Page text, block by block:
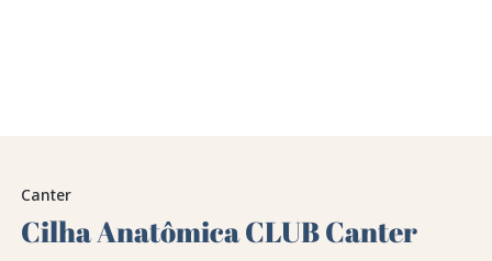
Canter
Cilha Anatômica CLUB Canter